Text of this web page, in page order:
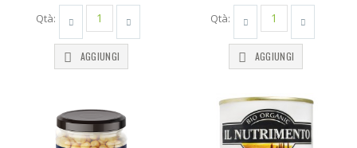
Qtà:
AGGIUNGI
Qtà:
AGGIUNGI